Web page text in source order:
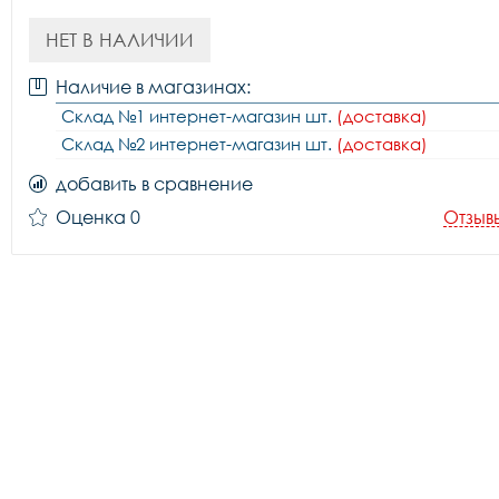
НЕТ В НАЛИЧИИ
Наличие в магазинах:
Склад №1 интернет-магазин шт. (доставка)
Склад №2 интернет-магазин шт. (доставка)
добавить в сравнение
Оценка 0